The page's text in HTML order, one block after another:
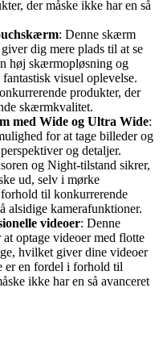
der måske ikke har en så
: Denne skærm
dig mere plads til at se
høj skærmopløsning og
visuel oplevelse.
produkter, der
skærmkvalitet.
med Wide og Ultra Wide:
for at tage billeder og
og detaljer.
og Night-tilstand sikrer,
ud, selv i mørke
til konkurrerende
alsidige kamerafunktioner.
videoer: Denne
optage videoer med flotte
hvilket giver dine videoer
er en fordel i forhold til
ikke har en så avanceret